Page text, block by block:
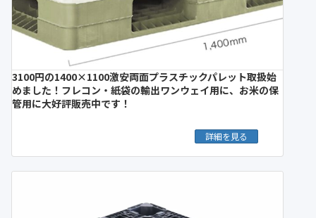
3100円の1400×1100激安両面プラスチックパレット取扱始
めました！フレコン・紙袋の輸出ワンウェイ用に、お米の保
管用に大好評販売中です！
詳細を見る